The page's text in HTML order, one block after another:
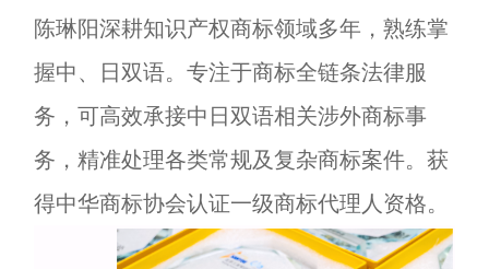
陈琳阳深耕知识产权商标领域多年，熟练掌
握中、日双语。专注于商标全链条法律服
务，可高效承接中日双语相关涉外商标事
务，精准处理各类常规及复杂商标案件。获
得中华商标协会认证一级商标代理人资格。